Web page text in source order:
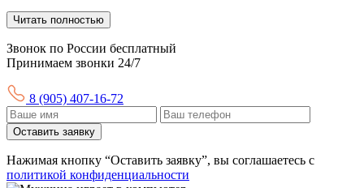
Читать полностью
Звонок по России бесплатный
Принимаем звонки 24/7
8 (905) 407-16-72
Оставить заявку
Нажимая кнопку “Оставить заявку”, вы соглашаетесь с
политикой конфиденциальности